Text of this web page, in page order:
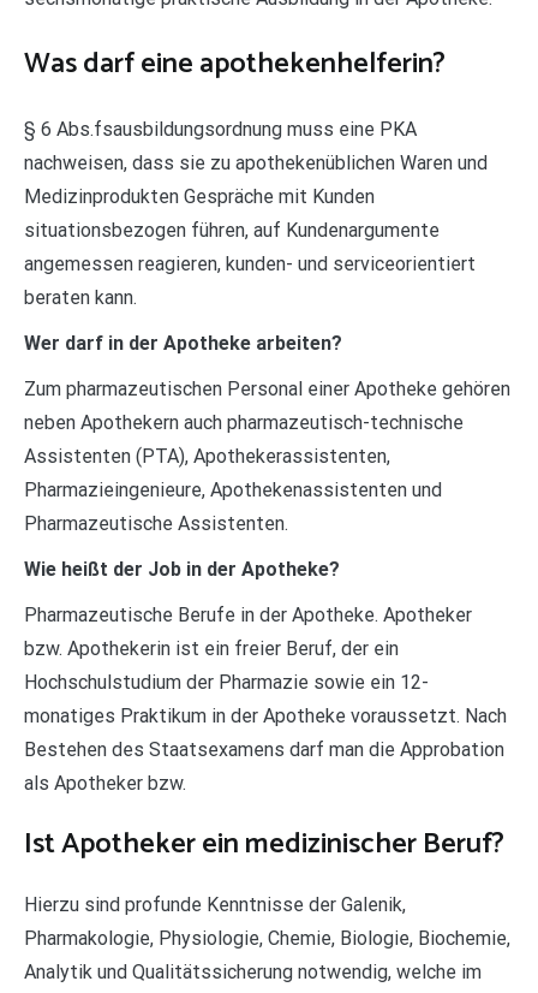
Was darf eine apothekenhelferin?
§ 6 Abs.fsausbildungsordnung muss eine PKA
nachweisen, dass sie zu apothekenüblichen Waren und
Medizinprodukten Gespräche mit Kunden
situationsbezogen führen, auf Kundenargumente
angemessen reagieren, kunden- und serviceorientiert
beraten kann.
Wer darf in der Apotheke arbeiten?
Zum pharmazeutischen Personal einer Apotheke gehören
neben Apothekern auch pharmazeutisch-technische
Assistenten (PTA), Apothekerassistenten,
Pharmazieingenieure, Apothekenassistenten und
Pharmazeutische Assistenten.
Wie heißt der Job in der Apotheke?
Pharmazeutische Berufe in der Apotheke. Apotheker
bzw. Apothekerin ist ein freier Beruf, der ein
Hochschulstudium der Pharmazie sowie ein 12-
monatiges Praktikum in der Apotheke voraussetzt. Nach
Bestehen des Staatsexamens darf man die Approbation
als Apotheker bzw.
Ist Apotheker ein medizinischer Beruf?
Hierzu sind profunde Kenntnisse der Galenik,
Pharmakologie, Physiologie, Chemie, Biologie, Biochemie,
Analytik und Qualitätssicherung notwendig, welche im